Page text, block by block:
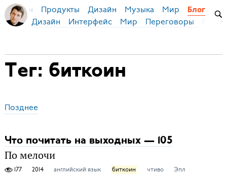
Бирман Продукты Дизайн Музыка Мир Блог
Дизайн Интерфейс Мир Переговоры
Тег: биткоин
Позднее
Что почитать на выходных — 105
По мелочи
177 2014 английский язык биткоин чтиво Эпл